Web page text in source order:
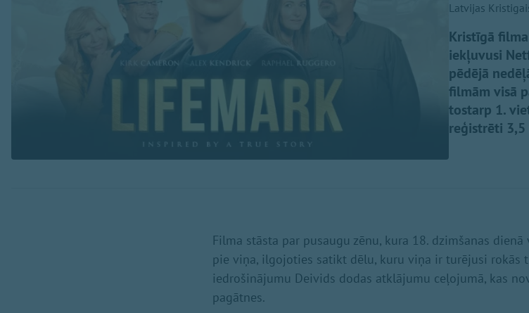
Latvijas
Kristīgā
iekļuvusi
pēdējā
filmām visā
tostarp 1.
reģistrēti
Filma stāsta par pusaugu zēnu, kura 18. dzimšanas
pie viņa, ilgojoties satikt dēlu, kuru viņa ir turējusi rokās
iedrošinājumu Deivids dodas atklājumu ceļojumā, kas
pagātnes.